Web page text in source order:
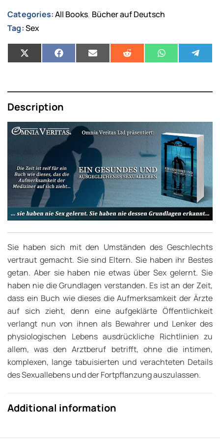
Categories: All Books, Bücher auf Deutsch
Tag:Sex
Description
Sie haben sich mit den Umständen des Geschlechts
vertraut gemacht. Sie sind Eltern. Sie haben ihr Bestes
getan. Aber sie haben nie etwas über Sex gelernt. Sie
haben nie die Grundlagen verstanden. Es ist an der Zeit,
dass ein Buch wie dieses die Aufmerksamkeit der Ärzte
auf sich zieht, denn eine aufgeklärte Öffentlichkeit
verlangt nun von ihnen als Bewahrer und Lenker des
physiologischen Lebens ausdrückliche Richtlinien zu
allem, was den Arztberuf betrifft, ohne die intimen,
komplexen, lange tabuisierten und verachteten Details
des Sexuallebens und der Fortpflanzung auszulassen.
Additional information